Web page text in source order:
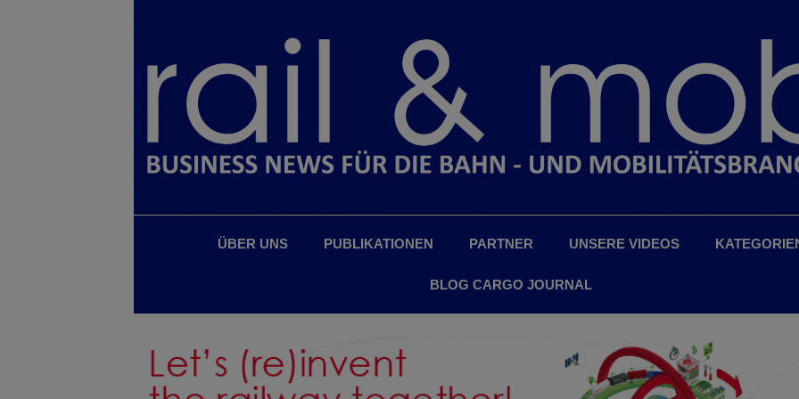
ÜBER UNS PUBLIKATIONEN PARTNER UNSERE VIDEOS
BLOG CARGO JOURNAL